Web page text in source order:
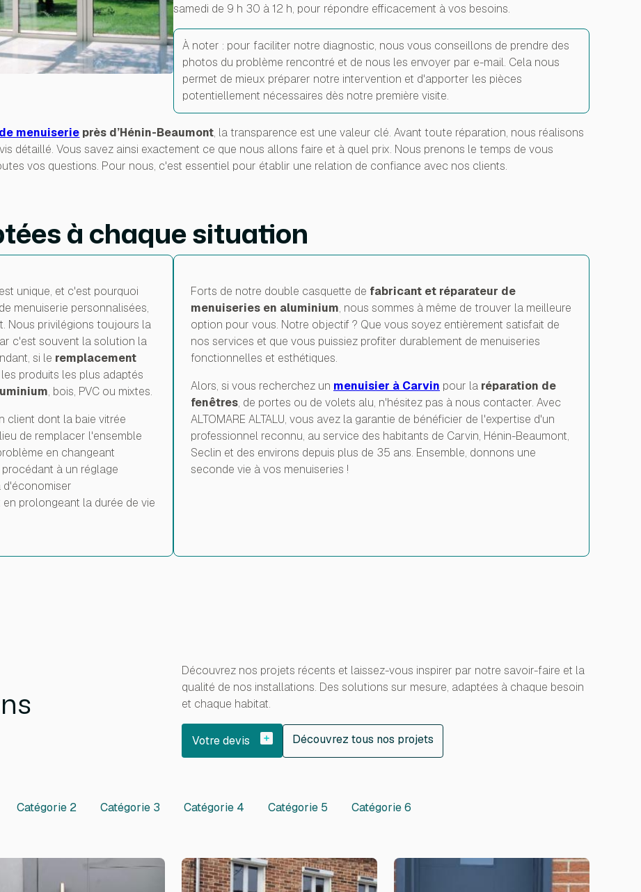
samedi de 9 h 30 à 12 h, pour répondre efficacement à vos besoins.
À noter : pour faciliter notre diagnostic, nous vous conseillons de prendre des
photos du problème rencontré et de nous les envoyer par e-mail. Cela nous
permet de mieux préparer notre intervention et d'apporter les pièces
potentiellement nécessaires dès notre première visite.
menuiserie près d’Hénin-Beaumont, la transparence est une valeur clé. Avant toute réparation, nous réalisons
détaillé. Vous savez ainsi exactement ce que nous allons faire et à quel prix. Nous prenons le temps de vous
vos questions. Pour nous, c'est essentiel pour établir une relation de confiance avec nos clients.
à chaque situation
unique, et c'est pourquoi
menuiserie personnalisées,
Nous privilégions toujours la
c'est souvent la solution la
si le remplacement
produits les plus adaptés
, bois, PVC ou mixtes.
client dont la baie vitrée
de remplacer l'ensemble
en changeant
à un réglage
d'économiser
prolongeant la durée de vie
Forts de notre double casquette de fabricant et réparateur de
menuiseries en aluminium, nous sommes à même de trouver la meilleure
option pour vous. Notre objectif ? Que vous soyez entièrement satisfait de
nos services et que vous puissiez profiter durablement de menuiseries
fonctionnelles et esthétiques.
Alors, si vous recherchez un menuisier à Carvin pour la réparation de
fenêtres, de portes ou de volets alu, n'hésitez pas à nous contacter. Avec
ALTOMARE ALTALU, vous avez la garantie de bénéficier de l'expertise d'un
professionnel reconnu, au service des habitants de Carvin, Hénin-Beaumont,
Seclin et des environs depuis plus de 35 ans. Ensemble, donnons une
seconde vie à vos menuiseries !
Découvrez nos projets récents et laissez-vous inspirer par notre savoir-faire et la
qualité de nos installations. Des solutions sur mesure, adaptées à chaque besoin
et chaque habitat.
Votre devis Découvrez tous nos projets
Catégorie 2 Catégorie 3 Catégorie 4 Catégorie 5 Catégorie 6